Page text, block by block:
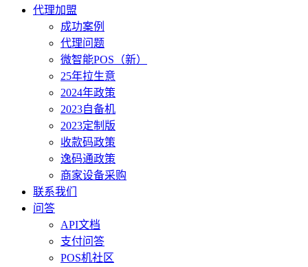
代理加盟
成功案例
代理问题
微智能POS（新）
25年拉生意
2024年政策
2023自备机
2023定制版
收款码政策
逸码通政策
商家设备采购
联系我们
问答
API文档
支付问答
POS机社区